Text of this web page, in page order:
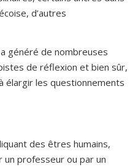
d’autres
généré de nombreuses
de réflexion et bien sûr,
élargir les questionnements
des êtres humains,
un professeur ou par un